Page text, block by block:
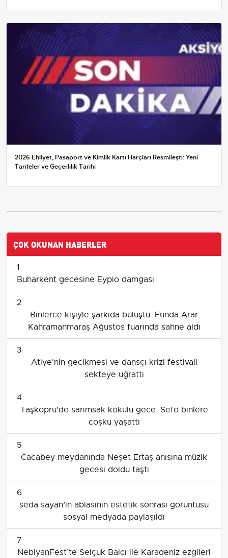
2026 Ehliyet, Pasaport ve Kimlik Kartı Harçları Resmileşti: Yeni
Tarifeler ve Geçerlilik Tarihi
ÇOK OKUNAN HABERLER
1
Buharkent gecesine Eypio damgası
2
Binlerce kişiyle şarkıda buluştu: Funda Arar
Kahramanmaraş Ağustos fuarında sahne aldı
3
Atiye'nin gecikmesi ve dansçı krizi festivali
sekteye uğrattı
4
Taşköprü'de sarımsak kokulu gece: Sefo binlere
coşku yaşattı
5
Cacabey meydanında Neşet Ertaş anısına müzik
gecesi doldu taştı
6
seda sayan’ın ablasının estetik sonrası görüntüsü
sosyal medyada paylaşıldı
7
NebiyanFest’te Selçuk Balcı ile Karadeniz ezgileri